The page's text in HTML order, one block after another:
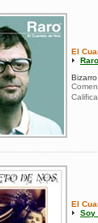
El
Raro
El
Soy